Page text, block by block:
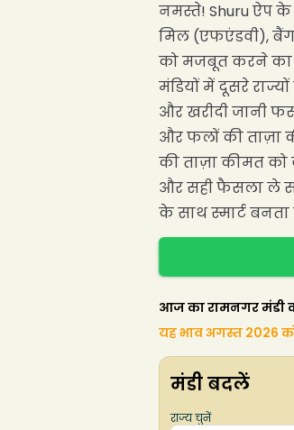
नमस्ते! Shuru ऐप के
मिल (एफएंडवी),
को मजबूत करने का
मंडियों में दूसरे
और खरीदी जानी
और फलों की ताज़ा
की ताज़ा कीमत को
और सही फैसला ले
के साथ स्मार्ट बनता
आज का रामनगर मंडी
यह भाव अगस्त 2026
मंडी बदलें
राज्य चुनें